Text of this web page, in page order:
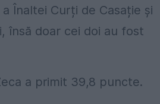
Înaltei Curți de Casație și
însă doar cei doi au fost
a primit 39,8 puncte.